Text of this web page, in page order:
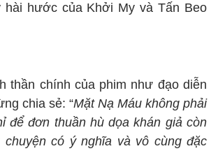
hài hước của Khởi My và Tấn Beo
thần chính của phim như đạo diễn
chia sẻ: “Mặt Nạ Máu không phải
để đơn thuần hù dọa khán giả còn
chuyện có ý nghĩa và vô cùng đặc